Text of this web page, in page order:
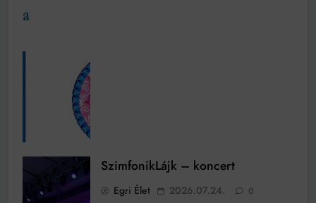
SzimfonikLájk – koncert
Egri Élet 2026.07.24. 0